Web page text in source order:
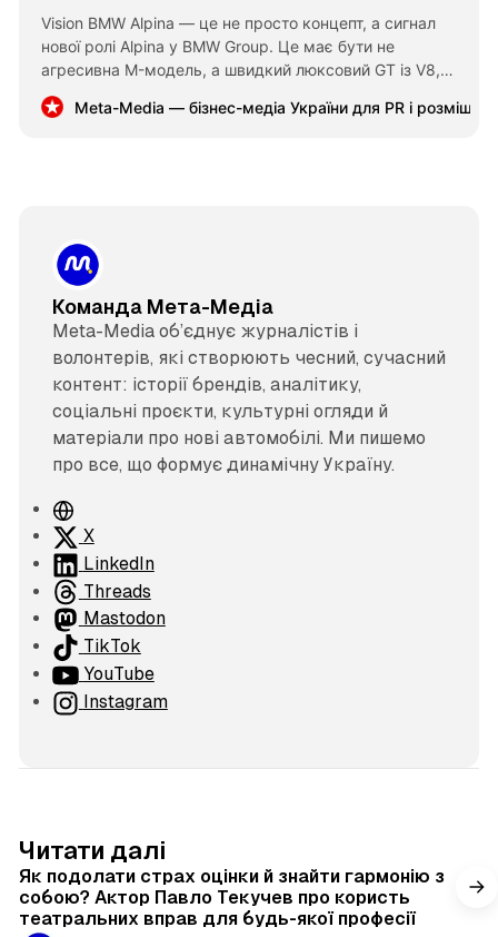
Vision BMW Alpina — це не просто концепт, а сигнал
нової ролі Alpina у BMW Group. Це має бути не
агресивна M-модель, а швидкий люксовий GT із V8,
тишею, комфортом і рідкісністю. Для України авто буде
дорогим, але дуже іміджевим вибором.
Meta-Media — бізнес-медіа України для PR і
Команда Мета-Медіа
Meta-Media об’єднує журналістів і
волонтерів, які створюють чесний, сучасний
контент: історії брендів, аналітику,
соціальні проєкти, культурні огляди й
матеріали про нові автомобілі. Ми пишемо
про все, що формує динамічну Україну.
В
е
б
с
а
й
т
X
LinkedIn
Threads
Mastodon
TikTok
YouTube
Instagram
Читати далі
Як подолати страх оцінки й знайти гармонію з
собою? Актор Павло Текучев про користь
театральних вправ для будь-якої професії